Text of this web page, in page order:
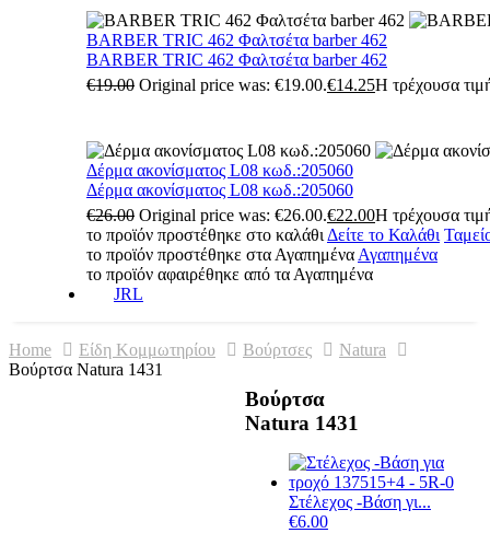
BARBER TRIC 462 Φαλτσέτα barber 462
BARBER TRIC 462 Φαλτσέτα barber 462
€19.00 Original price was: €19.00.€14.25Η τρέχουσα
Δέρμα ακονίσματος L08 κωδ.:205060
Δέρμα ακονίσματος L08 κωδ.:205060
€26.00 Original price was: €26.00.€22.00Η τρέχουσα
το προϊόν προστέθηκε στο καλάθι Δείτε το Καλάθι
το προϊόν προστέθηκε στα Αγαπημένα Αγαπημένα
το προϊόν αφαιρέθηκε από τα Αγαπημένα
JRL
Home Είδη Κομμωτηρίου Βούρτσες
Natura
Βούρτσα Natura 1431
Βούρτσα
Natura 1431
Στέλεχος -Βάση γι...
€6.00